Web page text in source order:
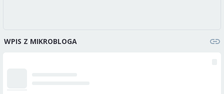
WPIS Z MIKROBLOGA